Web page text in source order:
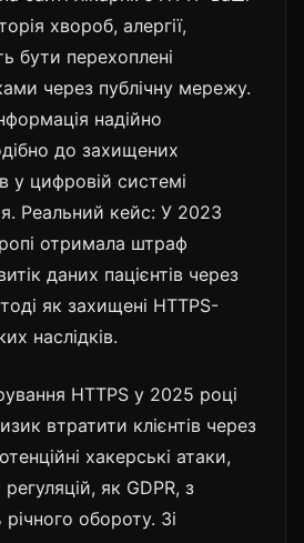
хвороб, алергії,
бути перехоплені
через публічну мережу.
надійно
до захищених
у цифровій системі
Реальний кейс: У 2023
отримала штраф
даних пацієнтів через
як захищені HTTPS-
наслідків.
HTTPS у 2025 році
втратити клієнтів через
хакерські атаки,
як GDPR, з
обороту. Зі